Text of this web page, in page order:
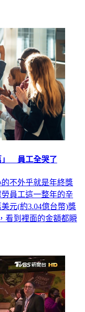
」 員工全哭了
不外乎就是年終獎
員工這一整年的辛
元(約3.04億台幣)獎
看到裡面的金額都瞬